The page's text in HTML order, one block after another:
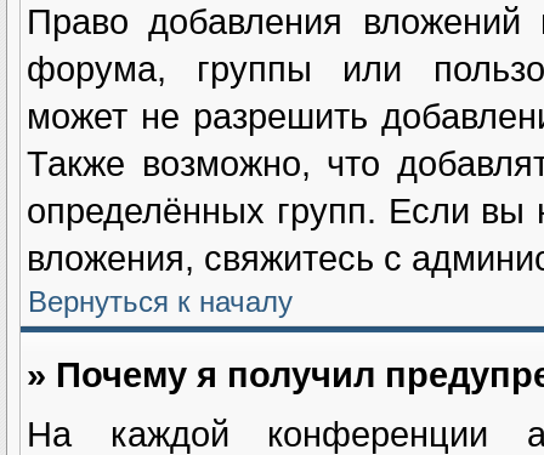
Право добавления
форума, группы или
может не разрешить
Также возможно, что
определённых групп. Если вы
вложения, свяжитесь с
Вернуться к началу
» Почему я получил
На каждой конференции